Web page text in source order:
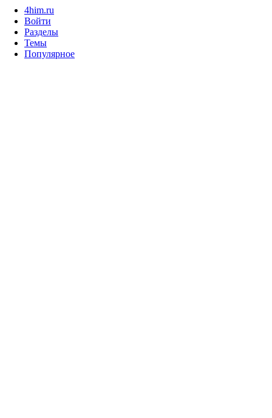
4him.ru
Войти
Разделы
Темы
Популярное